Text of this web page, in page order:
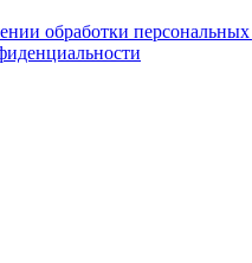
обработки